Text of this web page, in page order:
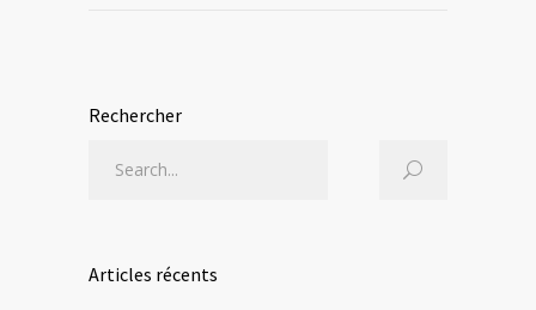
Rechercher
Articles récents